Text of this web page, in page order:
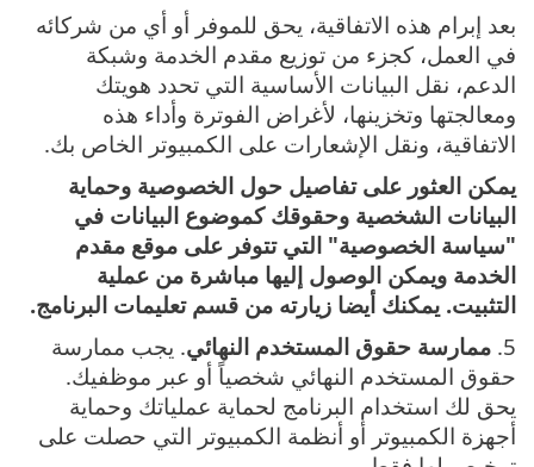
بعد إبرام هذه الاتفاقية، يحق للموفر أو أي من شركائه
في العمل، كجزء من توزيع مقدم الخدمة وشبكة
الدعم، نقل البيانات الأساسية التي تحدد هويتك
ومعالجتها وتخزينها، لأغراض الفوترة وأداء هذه
الاتفاقية، ونقل الإشعارات على الكمبيوتر الخاص بك.
يمكن العثور على تفاصيل حول الخصوصية وحماية
البيانات الشخصية وحقوقك كموضوع البيانات في
"سياسة الخصوصية" التي تتوفر على موقع مقدم
الخدمة ويمكن الوصول إليها مباشرة من عملية
التثبيت. يمكنك أيضا زيارته من قسم تعليمات البرنامج.
5. ممارسة حقوق المستخدم النهائي. يجب ممارسة
حقوق المستخدم النهائي شخصياً أو عبر موظفيك.
يحق لك استخدام البرنامج لحماية عملياتك وحماية
أجهزة الكمبيوتر أو أنظمة الكمبيوتر التي حصلت على